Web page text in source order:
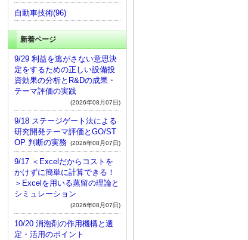
自動車技術(96)
新着ページ
9/29 利益を逃がさない意思決
定をするための正しい設備投
資効果の分析とR&Dの成果・
テーマ評価の実践
(2026年08月07日)
9/18 ステージゲート法による
研究開発テーマ評価とGO/ST
OP 判断の実務 (2026年08月07日)
9/17 ＜Excelだからコストを
かけずに簡単に計算できる！
＞Excelを用いる蒸留の理論と
シミュレーション
(2026年08月07日)
10/20 消泡剤の作用機構と選
定・活用のポイント